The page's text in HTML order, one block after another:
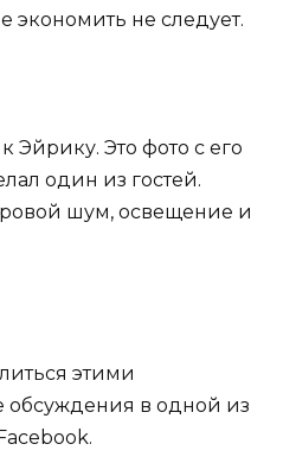
экономить не следует.
Эйрику. Это фото с его
один из гостей.
шум, освещение и
этими
обсуждения в одной из